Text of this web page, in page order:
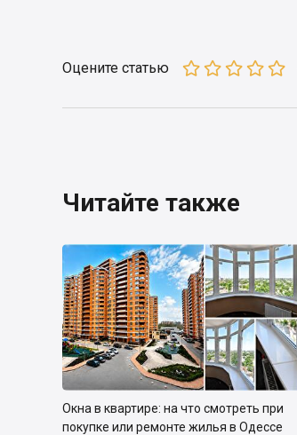
Оцените статью
Читайте также
Окна в квартире: на что смотреть при
покупке или ремонте жилья в Одессе